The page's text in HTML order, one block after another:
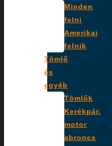
Minden
felni
Amerikai
felnik
Tömlő
és
egyéb
Tömlők
Kerékpár,
motor
abroncs